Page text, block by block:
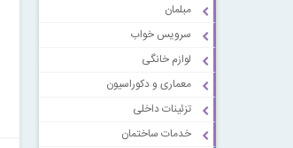
مبلمان
سرویس خواب
لوازم خانگی
معماری و دکوراسیون
تزئینات داخلی
خدمات ساختمان